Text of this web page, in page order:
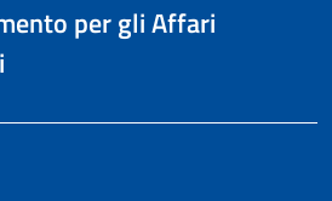
per gli Affari